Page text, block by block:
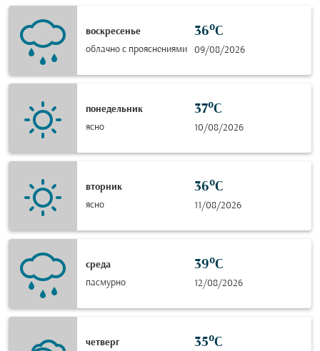
воскресенье
облачно с прояснениями
36°C
09/08/2026
понедельник
ясно
37°C
10/08/2026
вторник
ясно
36°C
11/08/2026
среда
пасмурно
39°C
12/08/2026
четверг
35°C